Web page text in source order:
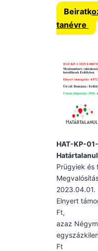
tanévre
HAT-KP-
Prügyiek és
2023.04.01.
Elnyert
Ft,
azaz
Ft